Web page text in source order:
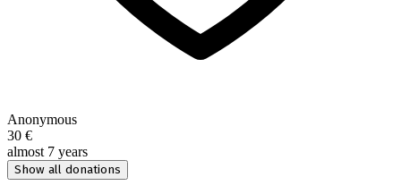
Anonymous
30 €
almost 7 years
Show all donations